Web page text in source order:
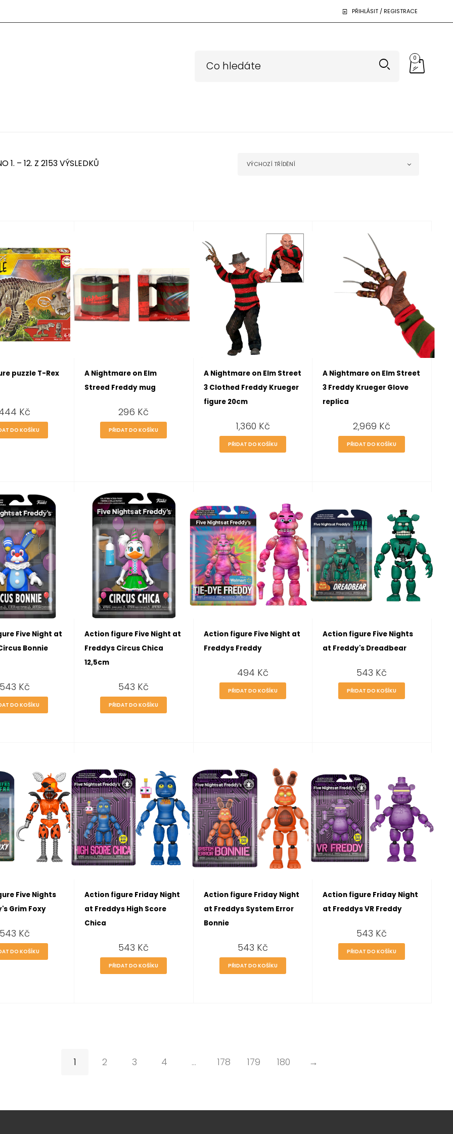
PŘIHLÁSIT / REGISTRACE
0
1. – 12. Z 2153 VÝSLEDKŮ VÝCHOZÍ TŘÍDĚNÍ
puzzle T-Rex
Kč
DO KOŠÍKU
A Nightmare on Elm
Streed Freddy mug
296 Kč
PŘIDAT DO KOŠÍKU
A Nightmare on Elm Street
3 Clothed Freddy Krueger
figure 20cm
1,360 Kč
PŘIDAT DO KOŠÍKU
A Nightmare on Elm Street
3 Freddy Krueger Glove
replica
2,969 Kč
PŘIDAT DO KOŠÍKU
Five Night at
Bonnie
543 Kč
DO KOŠÍKU
Action figure Five Night at
Freddys Circus Chica
12,5cm
543 Kč
PŘIDAT DO KOŠÍKU
Action figure Five Night at
Freddys Freddy
494 Kč
PŘIDAT DO KOŠÍKU
Action figure Five Nights
at Freddy's Dreadbear
543 Kč
PŘIDAT DO KOŠÍKU
Five Nights
Grim Foxy
543 Kč
DO KOŠÍKU
Action figure Friday Night
at Freddys High Score
Chica
543 Kč
PŘIDAT DO KOŠÍKU
Action figure Friday Night
at Freddys System Error
Bonnie
543 Kč
PŘIDAT DO KOŠÍKU
Action figure Friday Night
at Freddys VR Freddy
543 Kč
PŘIDAT DO KOŠÍKU
1 2 3 4 … 178 179 180 →